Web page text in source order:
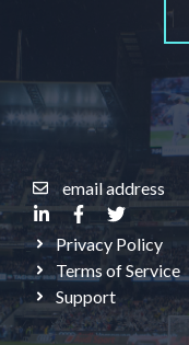
email address
Privacy Policy
Terms of Service
Support